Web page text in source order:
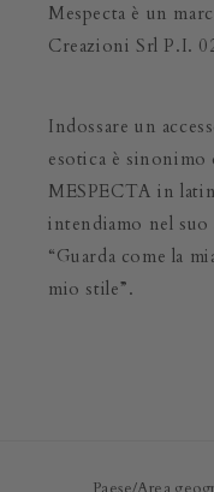
Mespecta è un
Creazioni Srl P.I.
Indossare un
esotica è sinonimo
MESPECTA in
intendiamo nel
“Guarda come la
mio stile”.